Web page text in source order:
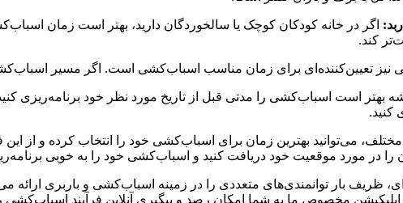
اگر در خانه کودکان کوچک یا سالخوردگان دارید، بهتر است زمان
کند.
تعیین‌کننده‌ای برای زمان مناسب اسباب‌کشی است. اگر مسیر
بهتر است اسباب‌کشی را مدتی قبل از تاریخ مورد نظر خود برنامه‌ریزی
کنید.
می‌توانید بهترین زمان برای اسباب‌کشی خود را انتخاب کرده و از
را در مورد موقعیت خود دریافت کنید و اسباب‌کشی خود را به خوبی
بار توانمندی‌های متعددی را در زمینه اسباب‌کشی و باربری
مخصوص ما به شما امکان رصد و پیگیری آنلاین فرآیند اسباب‌کشی